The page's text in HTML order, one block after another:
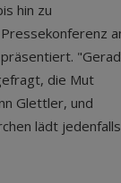
hin zu
die Mut
Glettler, und
lädt jedenfalls